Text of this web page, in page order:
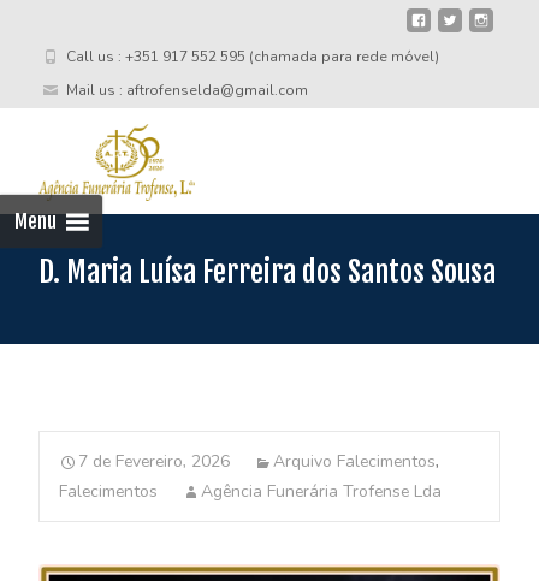
Call us : +351 917 552 595 (chamada para rede móvel)
Mail us : aftrofenselda@gmail.com
Menu
D. Maria Luísa Ferreira dos Santos Sousa
7 de Fevereiro, 2026 Arquivo Falecimentos,
Falecimentos
Agência Funerária Trofense Lda